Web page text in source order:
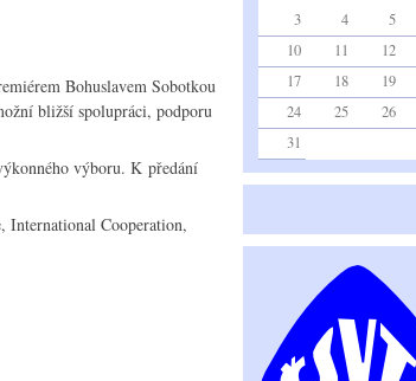
Bohuslavem Sobotkou
bližší spolupráci, podporu
výboru. K předání
International Cooperation,
3
4 5
10
11 12
17
18 19
24
25 26
31